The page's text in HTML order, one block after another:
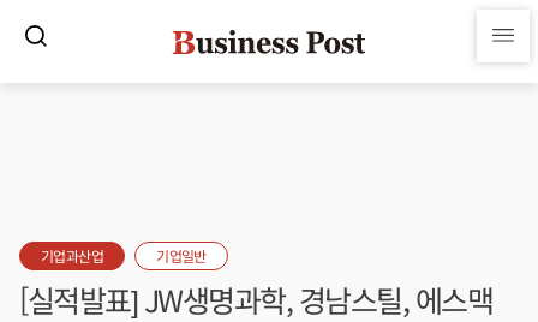
기업과산업 기업일반
[실적발표] JW생명과학, 경남스틸, 에스맥